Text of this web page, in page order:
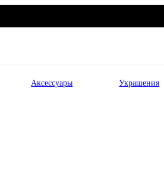
Аксессуары Украшения